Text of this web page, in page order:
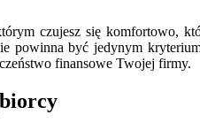
czujesz się komfortowo,
powinna być jedynym
finansowe Twojej firmy.